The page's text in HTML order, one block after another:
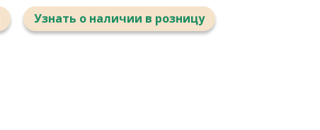
Узнать о наличии в розницу